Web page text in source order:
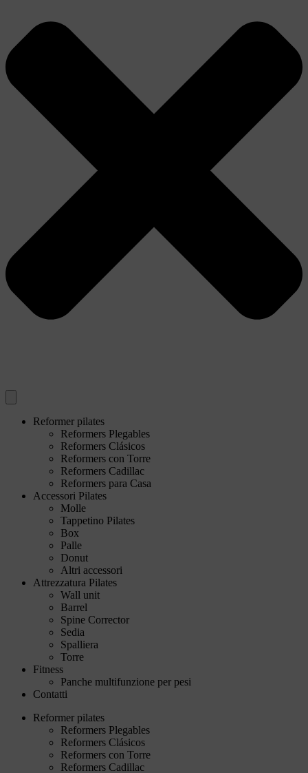
Reformer pilates
Reformers Plegables
Reformers Clásicos
Reformers con Torre
Reformers Cadillac
Reformers para Casa
Accessori Pilates
Molle
Tappetino Pilates
Box
Palle
Donut
Altri accessori
Attrezzatura Pilates
Wall unit
Barrel
Spine Corrector
Sedia
Spalliera
Torre
Fitness
Panche multifunzione per pesi
Contatti
Reformer pilates
Reformers Plegables
Reformers Clásicos
Reformers con Torre
Reformers Cadillac